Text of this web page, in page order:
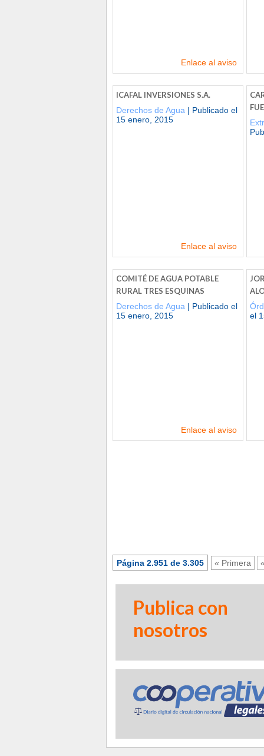
Enlace al aviso
ICAFAL INVERSIONES S.A.
Derechos de Agua | Publicado el
15 enero, 2015
Enlace al aviso
COMITÉ DE AGUA POTABLE
RURAL TRES ESQUINAS
Derechos de Agua | Publicado el
15 enero, 2015
Enlace al aviso
el
Página 2.951 de 3.305 « Primera
Publica con
nosotros